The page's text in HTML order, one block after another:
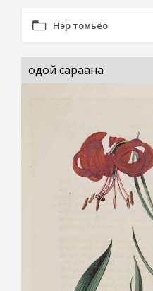
Нэр томьёо
одой сараана